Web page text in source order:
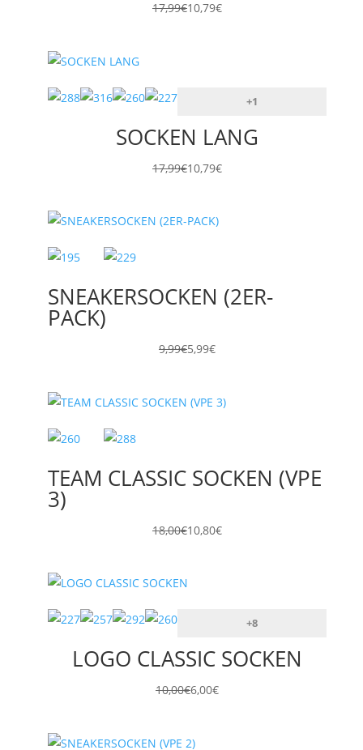
17,99€10,79€
+1
SOCKEN LANG
17,99€10,79€
SNEAKERSOCKEN (2ER-
PACK)
9,99€5,99€
TEAM CLASSIC SOCKEN (VPE
3)
18,00€10,80€
+8
LOGO CLASSIC SOCKEN
10,00€6,00€